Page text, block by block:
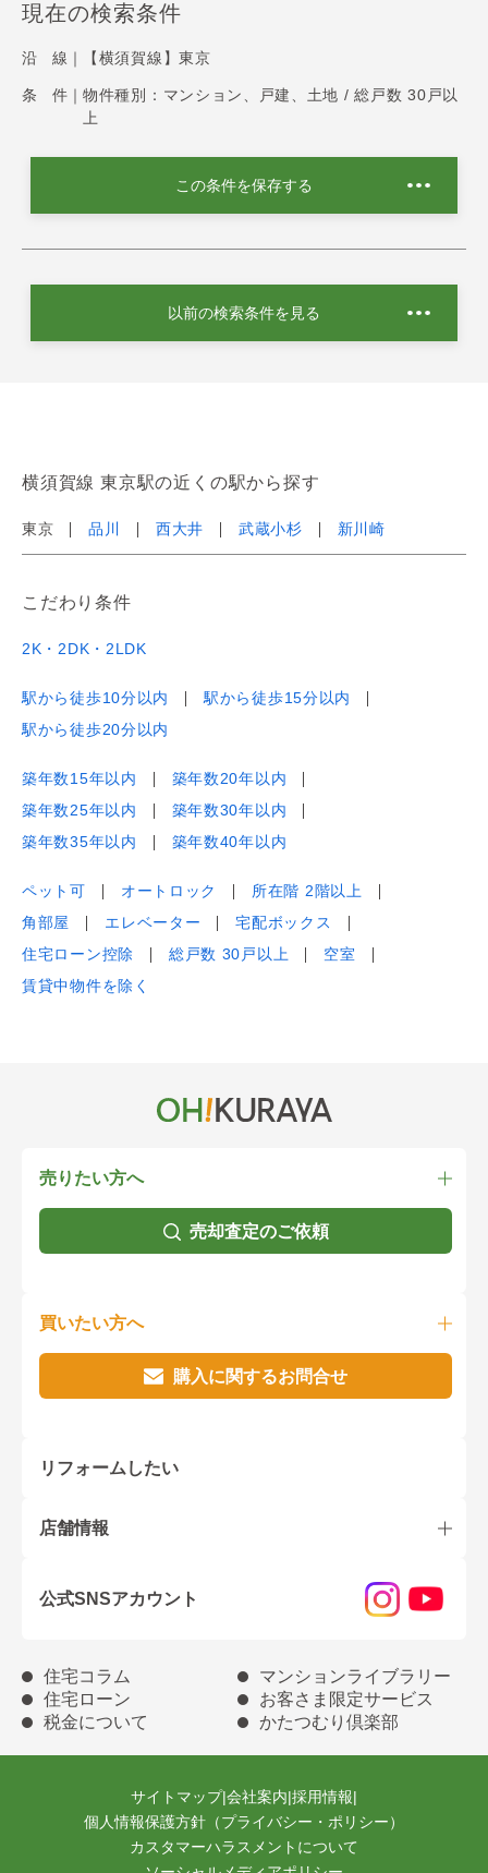
現在の検索条件
沿 線｜ 【横須賀線】東京
条 件｜ 物件種別：マンション、戸建、土地 / 総戸数 30戸以
上
この条件を保存する
以前の検索条件を見る
横須賀線 東京駅の近くの駅から探す
東京 品川 西大井 武蔵小杉 新川崎
こだわり条件
2K・2DK・2LDK
駅から徒歩10分以内
駅から徒歩15分以内
駅から徒歩20分以内
築年数15年以内
築年数20年以内
築年数25年以内
築年数30年以内
築年数35年以内
築年数40年以内
ペット可 オートロック
所在階 2階以上
角部屋
エレベーター
宅配ボックス
住宅ローン控除
総戸数 30戸以上
空室
賃貸中物件を除く
売りたい方へ
売却査定のご依頼
買いたい方へ
購入に関するお問合せ
リフォームしたい
店舗情報
公式SNSアカウント
住宅コラム
マンションライブラリー
住宅ローン
お客さま限定サービス
税金について
かたつむり倶楽部
サイトマップ|会社案内|採用情報|
個人情報保護方針（プライバシー・ポリシー）
カスタマーハラスメントについて